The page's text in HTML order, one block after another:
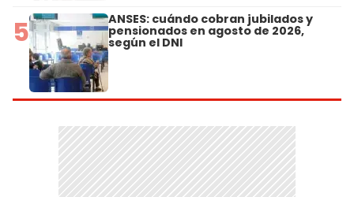
5 ANSES: cuándo cobran jubilados y
pensionados en agosto de 2026,
según el DNI